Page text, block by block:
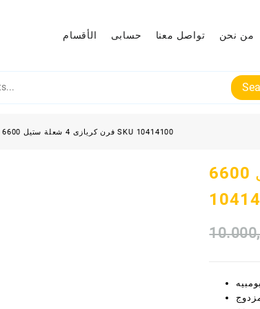
الأقسام حسابى تواصل معنا من نحن
فرن كريازى 4 شعلة ستيل 6600 SKU 10414100
فرن كريازى 4 شعلة ستيل 6600 SKU